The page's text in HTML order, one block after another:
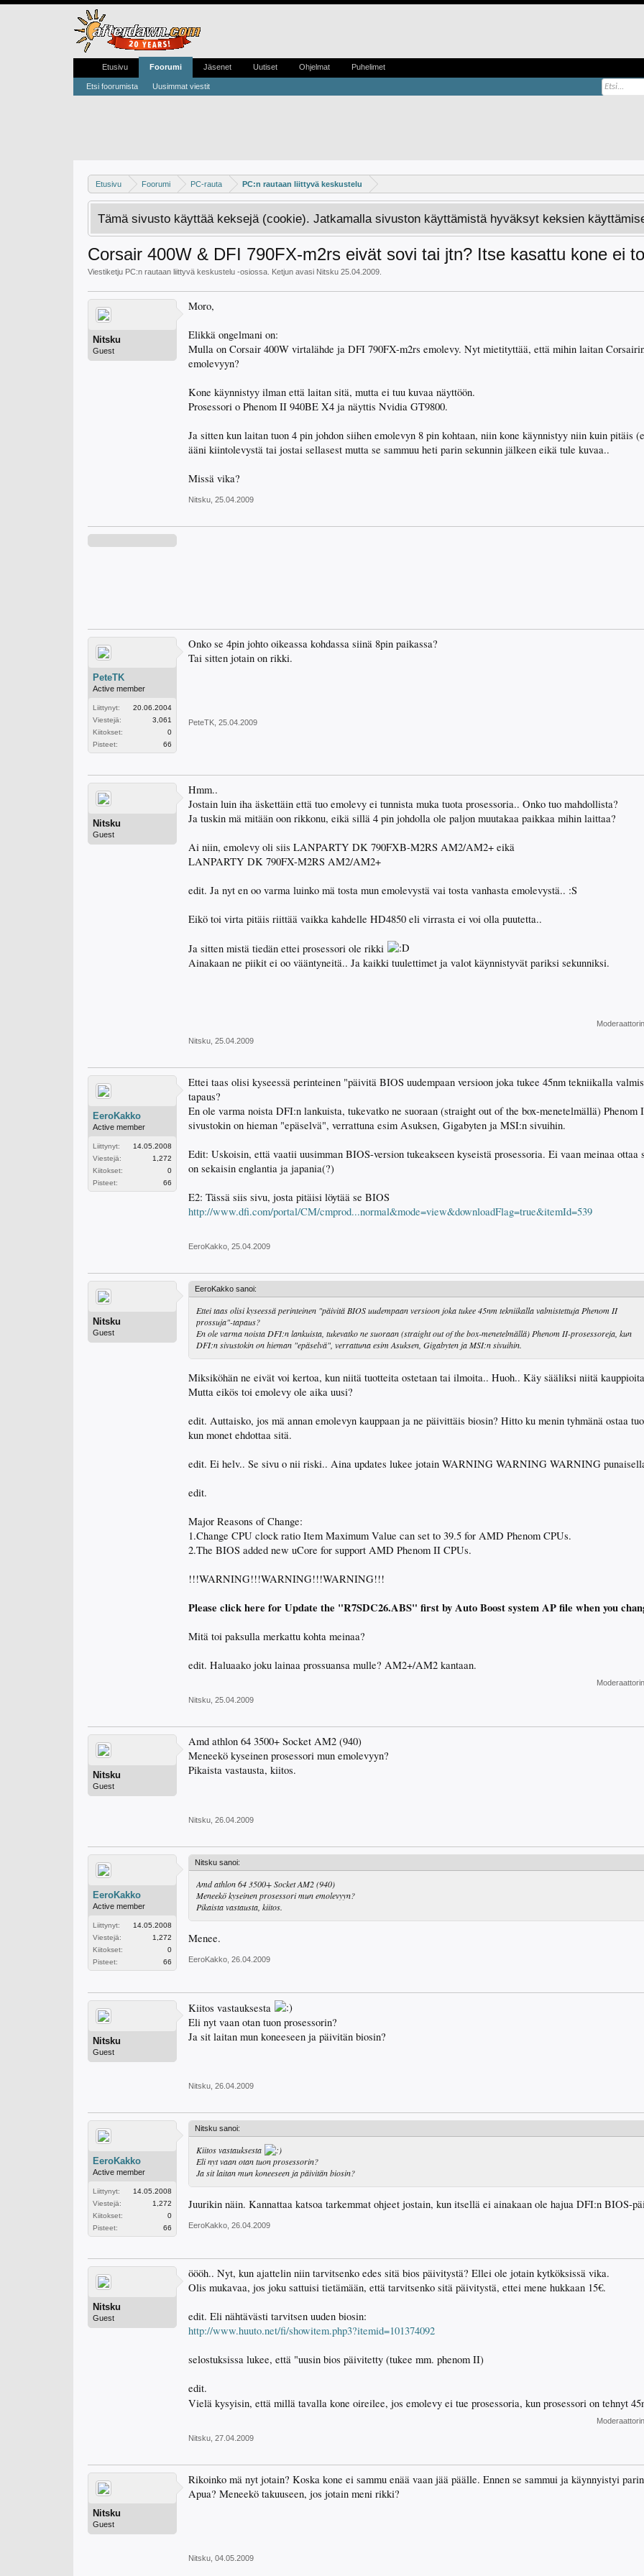
Etusivu Foorumi PC-rauta PC:n rautaan liittyvä keskustelu
Tämä sivusto käyttää keksejä (cookie). Jatkamalla sivuston käyttämistä hyväksyt keksien
Corsair 400W & DFI 790FX-m2rs eivät sovi tai jtn? Itse kasattu kone ei
Viestiketju PC:n rautaan liittyvä keskustelu -osiossa. Ketjun avasi Nitsku 25.04.2009
Nitsku
Guest
Moro,
Elikkä ongelmani on:
Mulla on Corsair 400W virtalähde ja DFI 790FX-m2rs emolevy. Nyt mietityttää, että mihin laitan
emolevyyn?
Kone käynnistyy ilman että laitan sitä, mutta ei tuu kuvaa näyttöön.
Prosessori o Phenom II 940BE X4 ja näyttis Nvidia GT9800.
Ja sitten kun laitan tuon 4 pin johdon siihen emolevyn 8 pin kohtaan, niin kone käynnistyy niin kuin pitäis
ääni kiintolevystä tai jostai sellasest mutta se sammuu heti parin sekunnin jälkeen eikä tule kuvaa..
Missä vika?
Nitsku 25.04.2009
PeteTK
Active member
Liittynyt:
20.06.2004
Viestejä:
3,061
Kiitokset:
0
Pisteet:
66
Onko se 4pin johto oikeassa kohdassa siinä 8pin paikassa?
Tai sitten jotain on rikki.
PeteTK 25.04.2009
Nitsku
Guest
Hmm..
Jostain luin iha äskettäin että tuo emolevy ei tunnista muka tuota prosessoria.. Onko tuo mahdollista?
Ja tuskin mä mitään oon rikkonu, eikä sillä 4 pin johdolla ole paljon muutakaa paikkaa mihin laittaa?
Ai niin, emolevy oli siis LANPARTY DK 790FXB-M2RS AM2/AM2+ eikä
LANPARTY DK 790FX-M2RS AM2/AM2+
edit. Ja nyt en oo varma luinko mä tosta mun emolevystä vai tosta vanhasta emolevystä.. :S
Eikö toi virta pitäis riittää vaikka kahdelle HD4850 eli virrasta ei voi olla puutetta..
Ja sitten mistä tiedän ettei prosessori ole rikki
Ainakaan ne piikit ei oo vääntyneitä.. Ja kaikki tuulettimet ja valot käynnistyvät pariksi sekunniksi.
Nitsku 25.04.2009
EeroKakko
Active member
Liittynyt:
14.05.2008
Viestejä:
1,272
Kiitokset:
0
Pisteet:
66
Ettei taas olisi kyseessä perinteinen "päivitä BIOS uudempaan versioon joka tukee 45nm tekniikalla
tapaus?
En ole varma noista DFI:n lankuista, tukevatko ne suoraan (straight out of the box-menetelmällä)
sivustokin on hieman "epäselvä", verrattuna esim Asuksen, Gigabyten ja MSI:n sivuihin.
Edit: Uskoisin, että vaatii uusimman BIOS-version tukeakseen kyseistä prosessoria. Ei vaan meinaa ottaa
on sekaisin englantia ja japania(?)
E2: Tässä siis sivu, josta pitäisi löytää se BIOS
http://www.dfi.com/portal/CM/cmprod...normal&mode=view&downloadFlag=true&itemId=539
EeroKakko 25.04.2009
Nitsku
Guest
EeroKakko sanoi:
Ettei taas olisi kyseessä perinteinen "päivitä BIOS uudempaan versioon joka tukee 45nm tekniikalla valmistettuja Phenom II
prossuja"-tapaus?
En ole varma noista DFI:n lankuista, tukevatko ne suoraan (straight out of the box-menetelmällä) Phenom II-prosessoreja, kun
DFI:n sivustokin on hieman "epäselvä", verrattuna esim Asuksen, Gigabyten ja MSI:n sivuihin.
Miksiköhän ne eivät voi kertoa, kun niitä tuotteita ostetaan tai ilmoita.. Huoh.. Käy sääliksi niitä
Mutta eikös toi emolevy ole aika uusi?
edit. Auttaisko, jos mä annan emolevyn kauppaan ja ne päivittäis biosin? Hitto ku menin tyhmänä ostaa
kun monet ehdottaa sitä.
edit. Ei helv.. Se sivu o nii riski.. Aina updates lukee jotain WARNING WARNING WARNING
edit.
Major Reasons of Change:
1.Change CPU clock ratio Item Maximum Value can set to 39.5 for AMD Phenom CPUs.
2.The BIOS added new uCore for support AMD Phenom II CPUs.
!!!WARNING!!!WARNING!!!WARNING!!!
Please click here for Update the "R7SDC26.ABS" first by Auto Boost system AP file when you
Mitä toi paksulla merkattu kohta meinaa?
edit. Haluaako joku lainaa prossuansa mulle? AM2+/AM2 kantaan.
Nitsku 25.04.2009
Nitsku
Guest
Amd athlon 64 3500+ Socket AM2 (940)
Meneekö kyseinen prosessori mun emolevyyn?
Pikaista vastausta, kiitos.
Nitsku 26.04.2009
EeroKakko
Active member
Liittynyt:
14.05.2008
Viestejä:
1,272
Kiitokset:
0
Pisteet:
66
Nitsku sanoi:
Amd athlon 64 3500+ Socket AM2 (940)
Meneekö kyseinen prosessori mun emolevyyn?
Pikaista vastausta, kiitos.
Menee.
EeroKakko 26.04.2009
Nitsku
Guest
Kiitos vastauksesta
Eli nyt vaan otan tuon prosessorin?
Ja sit laitan mun koneeseen ja päivitän biosin?
Nitsku 26.04.2009
EeroKakko
Active member
Liittynyt:
14.05.2008
Viestejä:
1,272
Kiitokset:
0
Pisteet:
66
Nitsku sanoi:
Kiitos vastauksesta
Eli nyt vaan otan tuon prosessorin?
Ja sit laitan mun koneeseen ja päivitän biosin?
Juurikin näin. Kannattaa katsoa tarkemmat ohjeet jostain, kun itsellä ei ainakaan ole hajua DFI:n BIOS-
EeroKakko 26.04.2009
Nitsku
Guest
öööh.. Nyt, kun ajattelin niin tarvitsenko edes sitä bios päivitystä? Ellei ole jotain kytköksissä vika.
Olis mukavaa, jos joku sattuisi tietämään, että tarvitsenko sitä päivitystä, ettei mene hukkaan 15€.
edit. Eli nähtävästi tarvitsen uuden biosin:
http://www.huuto.net/fi/showitem.php3?itemid=101374092
selostuksissa lukee, että "uusin bios päivitetty (tukee mm. phenom II)
edit.
Vielä kysyisin, että millä tavalla kone oireilee, jos emolevy ei tue prosessoria, kun prosessori on tehnyt
Nitsku 27.04.2009
Nitsku
Guest
Rikoinko mä nyt jotain? Koska kone ei sammu enää vaan jää päälle. Ennen se sammui ja käynnyistyi
Apua? Meneekö takuuseen, jos jotain meni rikki?
Nitsku 04.05.2009
Etusivu Foorumi
Etsi foorumista Uusimmat viestit
Jäsenet Uutiset Ohjelmat Puhelimet